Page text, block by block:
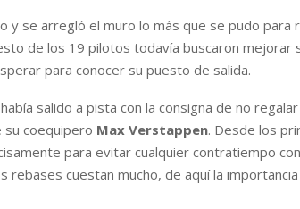
y se arregló el muro lo más que se pudo para
de los 19 pilotos todavía buscaron mejorar
para conocer su puesto de salida.
salido a pista con la consigna de no
coequipero Max Verstappen. Desde los
para evitar cualquier contratiempo
rebases cuestan mucho, de aquí la